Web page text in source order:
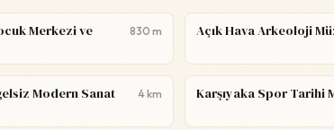
Merkezi ve
830 m Açık Hava Arkeoloji
Modern Sanat
4 km Karşıyaka Spor Tarihi